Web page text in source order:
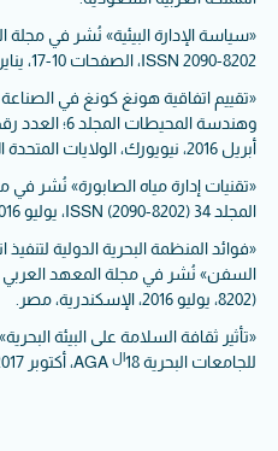
ISSN 2090-8202، الصفحات 10-17، يناير 2016، الإسكندرية، مصر.
«تقييم اتفاقية هونغ كونغ في
أبريل 2016، نيويورك، الولايات المتحدة الأمريكية.
«تقنيات إدارة مياه الصابورة» نُشر في
المجلد 34 ISSN (2090-8202)، يوليو 2016، الإسكندرية، مصر.
«فوائد المنظمة البحرية الدولية
8202)، يوليو 2016، الإسكندرية، مصر.
«تأثير ثقافة السلامة على البيئة
للجامعات البحرية 18
ال